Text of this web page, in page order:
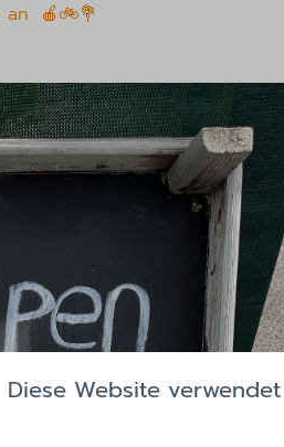
an 🍎🚲💐
Diese Website